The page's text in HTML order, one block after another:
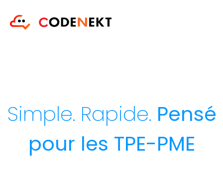
Simple. Rapide. Pensé
pour les TPE-PME​